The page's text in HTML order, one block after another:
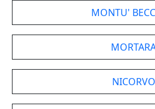
MONTU'
NICORVO